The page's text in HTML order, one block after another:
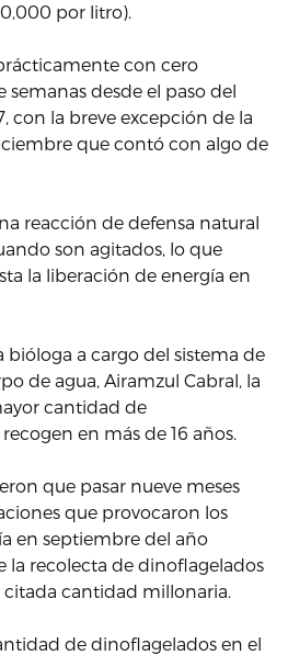
por litro).
con cero
desde el paso del
con la breve excepción de la
que contó con algo de
reacción de defensa natural
son agitados, lo que
la liberación de energía en
bióloga a cargo del sistema de
de agua, Airamzul Cabral, la
cantidad de
en más de 16 años.
que pasar nueve meses
que provocaron los
en septiembre del año
la recolecta de dinoflagelados
cantidad millonaria.
de dinoflagelados en el